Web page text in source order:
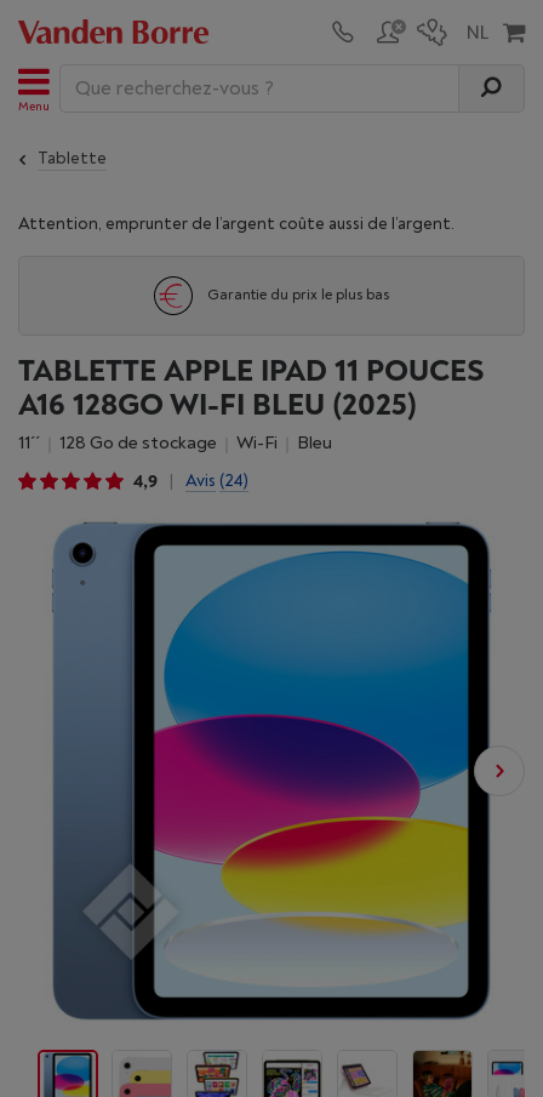
Menu
Tablette
Attention, emprunter de l’argent coûte aussi de l’argent.
Garantie du prix le plus bas
TABLETTE APPLE IPAD 11 POUCES
A16 128GO WI-FI BLEU (2025)
11´´ 128 Go de stockage Wi-Fi
Bleu
4,9
Avis (24)